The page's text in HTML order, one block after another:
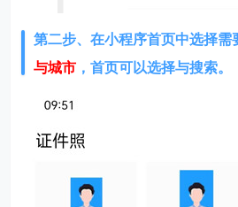
第二步、在小程序首页中选择需
与城市 ，首页可以选择与搜索。